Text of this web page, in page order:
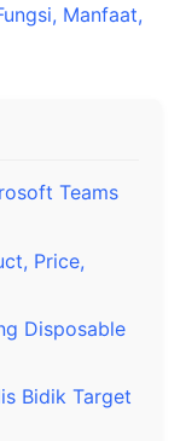
Manfaat,
Teams
Price,
Disposable
Bidik Target